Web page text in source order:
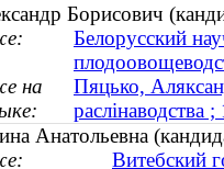
Борисович
Белорусский
на
Пяцько,
Анатольевна
Витебский